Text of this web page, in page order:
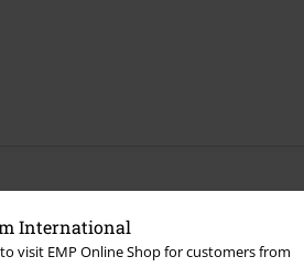
International
visit EMP Online Shop for customers from